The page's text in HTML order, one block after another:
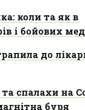
коли та як в
і бойових
до
спалахи на
буря